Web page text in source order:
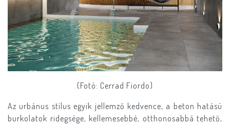
(Fotó: Cerrad Fiordo)
Az urbánus stílus egyik jellemző kedvence, a beton hatású
burkolatok ridegsége, kellemesebbé, otthonosabbá tehető,